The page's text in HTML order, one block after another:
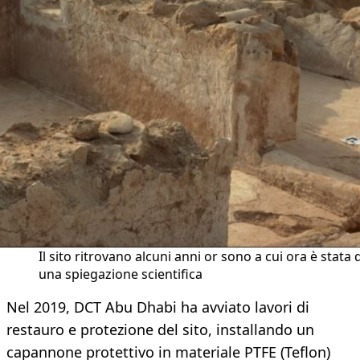
Il sito ritrovano alcuni anni or sono a cui ora è stata
una spiegazione scientifica
Nel 2019, DCT Abu Dhabi ha avviato lavori di
restauro e protezione del sito, installando un
capannone protettivo in materiale PTFE (Teflon)